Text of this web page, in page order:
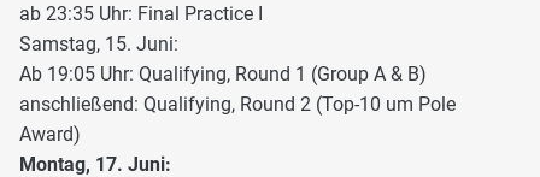
ab 23:35 Uhr: Final Practice I
Samstag, 15. Juni:
Ab 19:05 Uhr: Qualifying, Round 1 (Group A & B)
anschließend: Qualifying, Round 2 (Top-10 um Pole
Award)
Montag, 17. Juni: